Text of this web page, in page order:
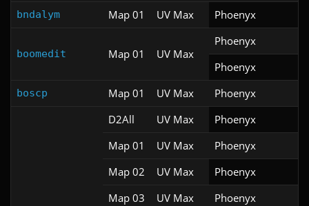
bndalym Map 01 UV Max Phoenyx
boomedit Map 01 UV Max
Phoenyx
Phoenyx
boscp Map 01 UV Max Phoenyx
D2All UV Max Phoenyx
Map 01
UV Max Phoenyx
Map 02
UV Max Phoenyx
Map 03
UV Max Phoenyx